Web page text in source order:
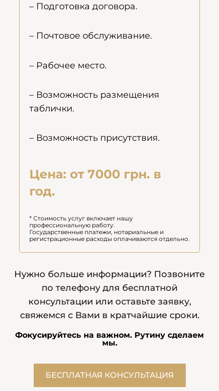
– Подготовка договора.
– Почтовое обслуживание.
– Рабочее место.
– Возможность размещения
таблички.
– Возможность присутствия.
Цена: от 7000 грн. в
год.
* Стоимость услуг включает нашу
профессиональную работу.
Государственные платежи, нотариальные и
регистрационные расходы оплачиваются отдельно.
Нужно больше информации? Позвоните
по телефону для бесплатной
консультации или оставьте заявку,
свяжемся с Вами в кратчайшие сроки.
Фокусируйтесь на важном. Рутину сделаем
мы.
БЕСПЛАТНАЯ КОНСУЛЬТАЦИЯ